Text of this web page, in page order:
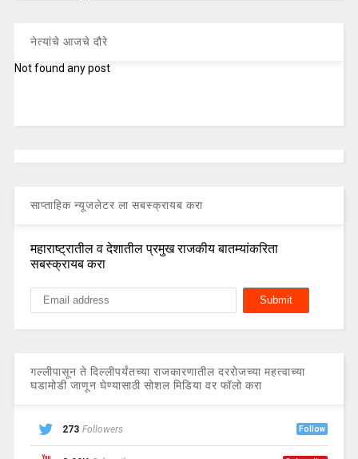
नेत्यांचे आजचे दौरे
Not found any post
साप्ताहिक न्यूजलेटर ला सबस्क्रायब करा
महाराष्ट्रातील व देशातील प्रमुख राजकीय बातम्यांकरिता
सबस्क्रायब करा
गल्लीपासून ते दिल्लीपर्यंतच्या राजकारणातील दररोजच्या महत्वाच्या
घडामोडी जाणून घेण्यासाठी सोशल मिडिया वर फॉलो करा
273 Followers Follow